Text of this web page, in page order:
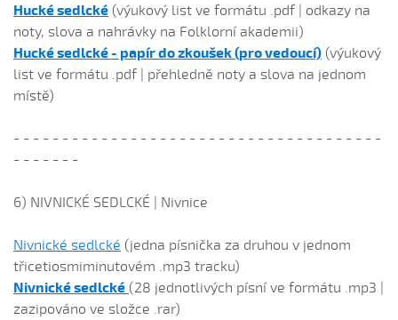
Hucké sedlcké (výukový list ve formátu .pdf | odkazy na
noty, slova a nahrávky na Folklorní akademii)
Hucké sedlcké - papír do zkoušek (pro vedoucí) (výukový
list ve formátu .pdf | přehledně noty a slova na jednom
místě)
- - - - - - - - - - - - - - - - - - - - - - - - - - - - - - - - - - - - - -
- - - - - - -
6) NIVNICKÉ SEDLCKÉ | Nivnice
Nivnické sedlcké (jedna písnička za druhou v jednom
třicetiosmiminutovém .mp3 tracku)
Nivnické sedlcké (28 jednotlivých písní ve formátu .mp3 |
zazipováno ve složce .rar)